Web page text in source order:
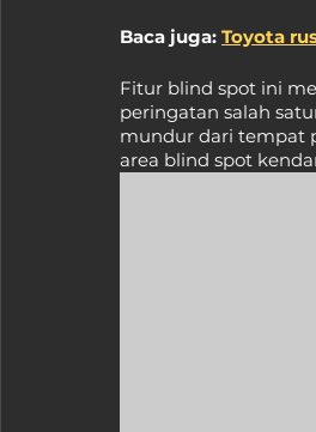
Baca juga: Toyota
Fitur blind spot ini
peringatan salah
mundur dari tempat
area blind spot